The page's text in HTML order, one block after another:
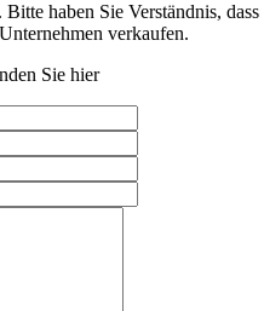
haben Sie Verständnis, dass
verkaufen.
Sie hier